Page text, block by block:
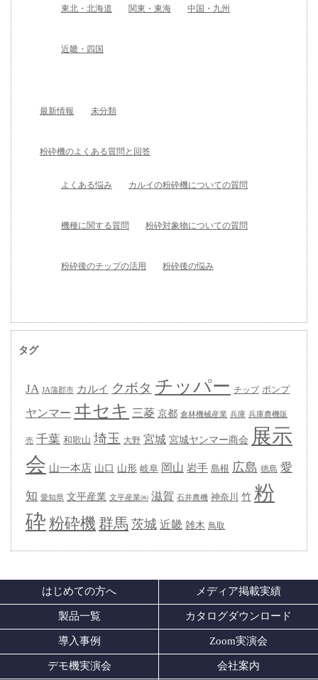
東北・北海道 関東・東海 中国・九州
近畿・四国
最新情報 未分類
粉砕機のよくある質問と回答
よくある悩み カルイの粉砕機についての質問
機種に関する質問 粉砕対象物についての質問
粉砕後のチップの活用 粉砕後の悩み
タグ
JA JA蒲郡市 カルイ クボタ チッパー チップ ポンプ
ヤンマー ヰセキ 三菱 京都 倉林機械産業 兵庫 兵庫農機販
売 千葉 和歌山 埼玉 大野 宮城 宮城ヤンマー商会 展示
会 山一本店 山口 山形 岐阜 岡山 岩手 島根 広島 徳島 愛
知 愛知県 文平産業 文平産業㈱ 滋賀 石井農機 神奈川 竹 粉
砕 粉砕機 群馬 茨城 近畿 雑木 鳥取
はじめての方へ メディア掲載実績
製品一覧 カタログダウンロード
導入事例 Zoom実演会
デモ機実演会 会社案内